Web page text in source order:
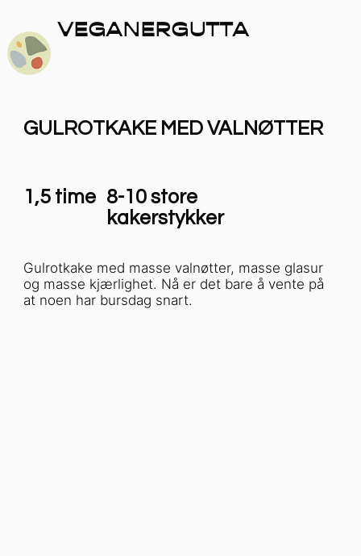
VEGANERGUTTA
GULROTKAKE MED VALNØTTER
1,5 time 8-10 store
kakerstykker
Gulrotkake med masse valnøtter, masse glasur
og masse kjærlighet. Nå er det bare å vente på
at noen har bursdag snart.